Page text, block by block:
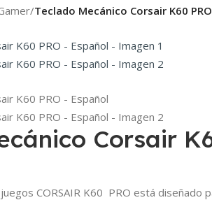
/Teclado Mecánico Corsair K60
Corsair
CORSAIR K60 PRO está